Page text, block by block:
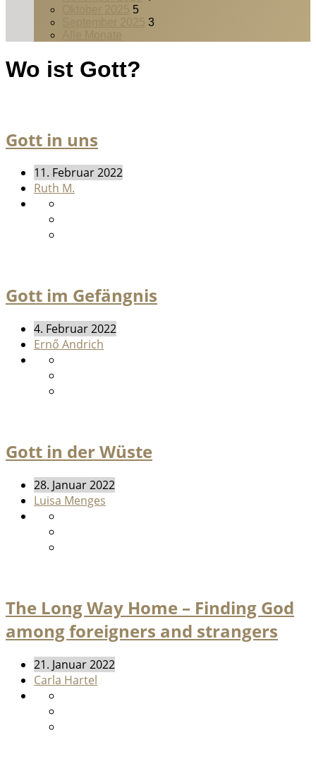
5
3
Wo ist Gott?
Gott in uns
11. Februar 2022
Ruth M.
Gott im Gefängnis
4. Februar 2022
Ernő Andrich
Gott in der Wüste
28. Januar 2022
Luisa Menges
The Long Way Home – Finding God
among foreigners and strangers
21. Januar 2022
Carla Hartel